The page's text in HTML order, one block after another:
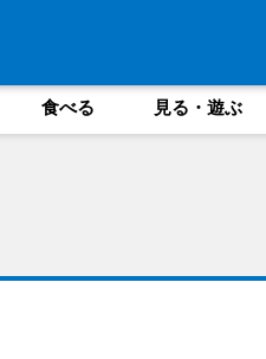
食べる 見る・遊ぶ